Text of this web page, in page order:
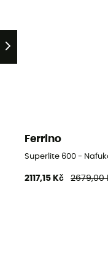
Ferrino
Superlite 600 -
2117,15 Kč 2679,00